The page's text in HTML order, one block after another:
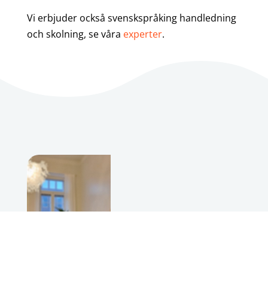
Vi erbjuder också svenskspråking handledning
och skolning, se våra experter.